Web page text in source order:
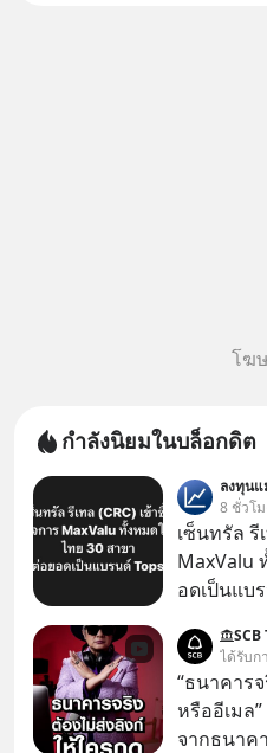
โฆ
กำลังนิยมในบล็อกดิต
ลงทุน
8 ชั่วโ
เซ็นทรัล รี
MaxValu
อดเป็นแบ
CRC แจ้ง
เซ็นทรัล ฟู้
บริษัทย่อย
ทางอ้อม
ได้รับก
“ธนาคาร
หรืออีเมล
จากธนา